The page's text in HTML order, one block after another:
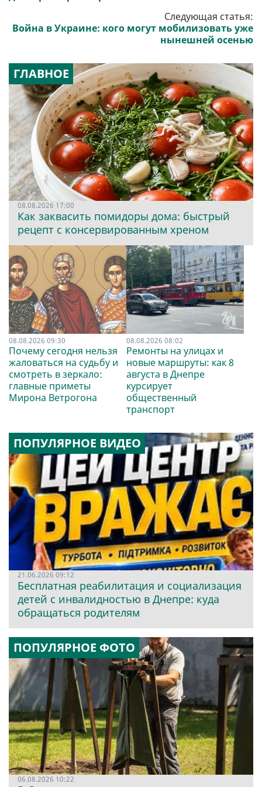
Следующая статья:
Война в Украине: кого могут мобилизовать уже
нынешней осенью
ГЛАВНОЕ
08.08.2026 17:00
Как заквасить помидоры дома: быстрый
рецепт с консервированным хреном
08.08.2026 09:30
Почему сегодня нельзя
жаловаться на судьбу и
смотреть в зеркало:
главные приметы
Мирона Ветрогона
08.08.2026 08:02
Ремонты на улицах и
новые маршруты: как 8
августа в Днепре
курсирует
общественный
транспорт
ПОПУЛЯРНОЕ ВИДЕО
21.06.2026 09:12
Бесплатная реабилитация и социализация
детей с инвалидностью в Днепре: куда
обращаться родителям
ПОПУЛЯРНОЕ ФОТО
06.08.2026 10:22